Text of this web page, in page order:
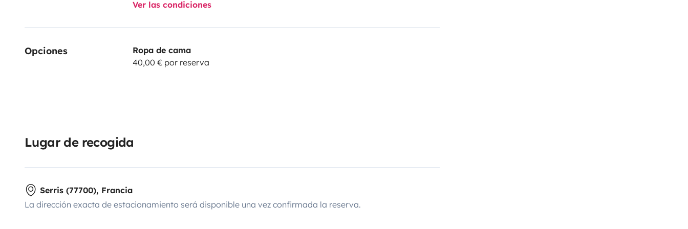
- Le parc des félins à Lumigny (77) sur un parc de plus de 71 hectares et plus de 300
animaux
- Parrot-Wolrd parc animalier sur le thème du perroquet
Ver las condiciones
Opciones
Ropa de cama
40,00 € por reserva
Lugar de recogida
Serris (77700), Francia
La dirección exacta de estacionamiento será disponible una vez confirmada la reserva.